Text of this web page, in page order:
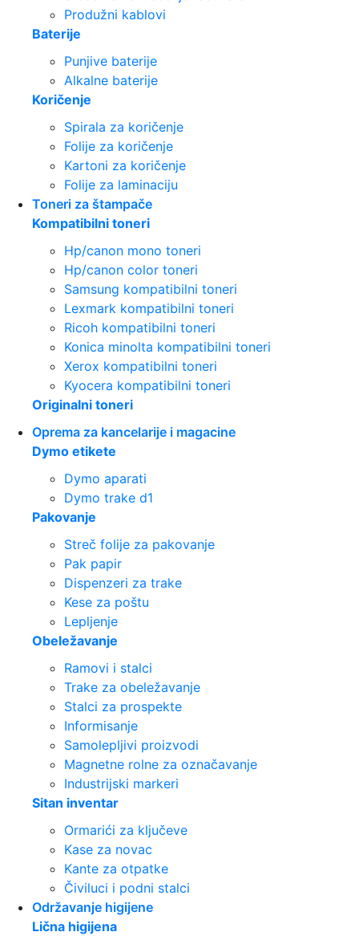
Produžni kablovi
Baterije
Punjive baterije
Alkalne baterije
Koričenje
Spirala za koričenje
Folije za koričenje
Kartoni za koričenje
Folije za laminaciju
Toneri za štampače
Kompatibilni toneri
Hp/canon mono toneri
Hp/canon color toneri
Samsung kompatibilni toneri
Lexmark kompatibilni toneri
Ricoh kompatibilni toneri
Konica minolta kompatibilni toneri
Xerox kompatibilni toneri
Kyocera kompatibilni toneri
Originalni toneri
Oprema za kancelarije i magacine
Dymo etikete
Dymo aparati
Dymo trake d1
Pakovanje
Streč folije za pakovanje
Pak papir
Dispenzeri za trake
Kese za poštu
Lepljenje
Obeležavanje
Ramovi i stalci
Trake za obeležavanje
Stalci za prospekte
Informisanje
Samolepljivi proizvodi
Magnetne rolne za označavanje
Industrijski markeri
Sitan inventar
Ormarići za ključeve
Kase za novac
Kante za otpatke
Čiviluci i podni stalci
Održavanje higijene
Lična higijena